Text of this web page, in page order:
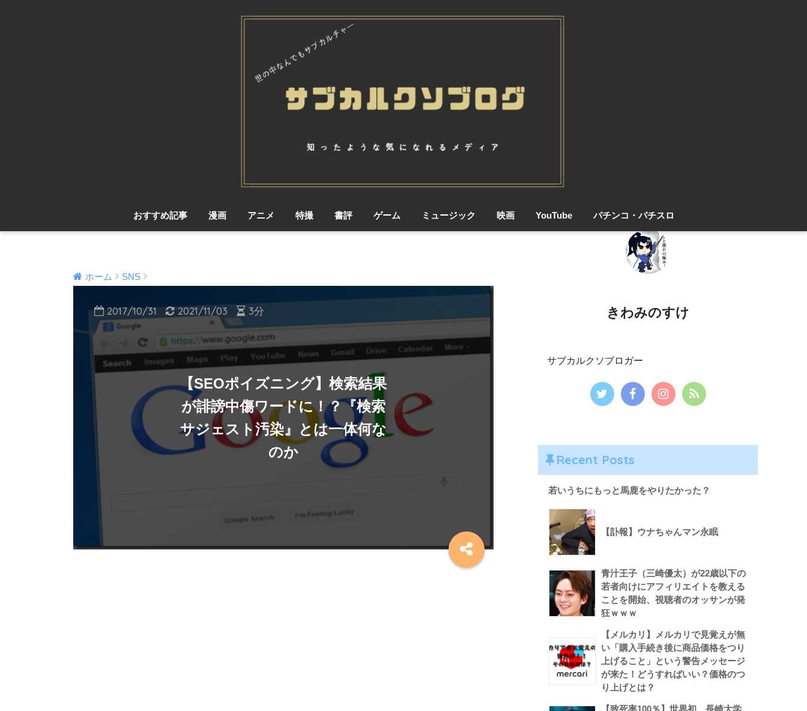
おすすめ記事 漫画 アニメ 特撮 書評 ゲーム ミュージック 映画 YouTube パチンコ・パチスロ
ホーム SNS
【SEOポイズニング】検索結果
が誹謗中傷ワードに！？『検索
サジェスト汚染』とは一体何な
のか
2017/10/31 2021/11/03 3分 きわみのすけ
サブカルクソブロガー
Recent Posts
若いうちにもっと馬鹿をやりたかった？
【訃報】ウナちゃんマン永眠
青汁王子（三崎優太）が22歳以下の
若者向けにアフィリエイトを教える
ことを開始、視聴者のオッサンが発
狂ｗｗｗ
【メルカリ】メルカリで見覚えが無
い「購入手続き後に商品価格をつり
上げること」という警告メッセージ
が来た！どうすればいい？価格のつ
り上げとは？